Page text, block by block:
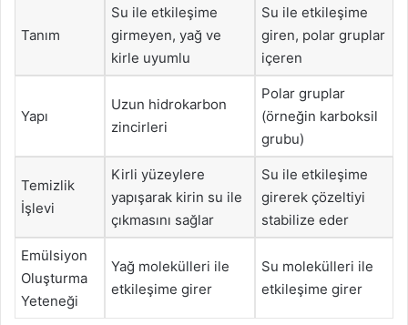
Tanım
Su ile etkileşime
girmeyen, yağ ve
kirle uyumlu
Su ile etkileşime
giren, polar gruplar
içeren
Yapı
Uzun hidrokarbon
zincirleri
Polar gruplar
(örneğin karboksil
grubu)
Temizlik
İşlevi
Kirli yüzeylere
yapışarak kirin su ile
çıkmasını sağlar
Su ile etkileşime
girerek çözeltiyi
stabilize eder
Emülsiyon
Oluşturma
Yeteneği
Yağ molekülleri ile
etkileşime girer
Su molekülleri ile
etkileşime girer